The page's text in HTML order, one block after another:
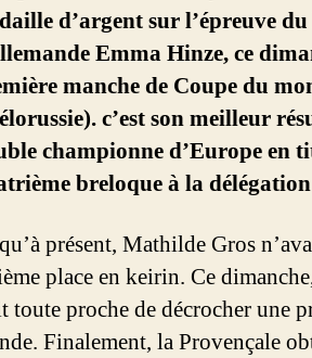
d’argent sur l’épreuve
Emma Hinze, ce
manche de Coupe du
c’est son meilleur
championne d’Europe en
breloque à la
présent, Mathilde Gros
place en keirin. Ce
toute proche de décrocher une
Finalement, la Provençale